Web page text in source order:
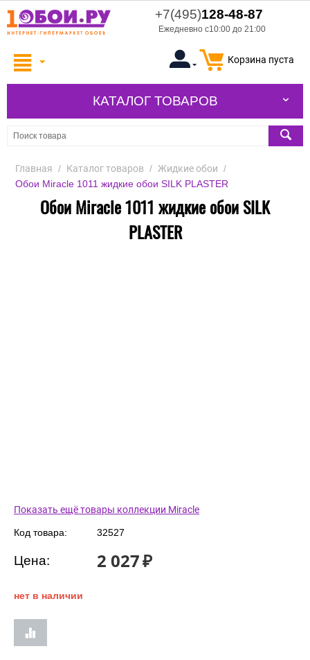
+7(495)128-48-87
Ежедневно с10:00 до 21:00
Корзина пуста
КАТАЛОГ ТОВАРОВ
Главная / Каталог товаров / Жидкие обои /
Обои Miracle 1011 жидкие обои SILK PLASTER
Обои Miracle 1011 жидкие обои SILK
PLASTER
Показать ещё товары коллекции Miracle
Код товара: 32527
Цена: 2 027₽
нет в наличии